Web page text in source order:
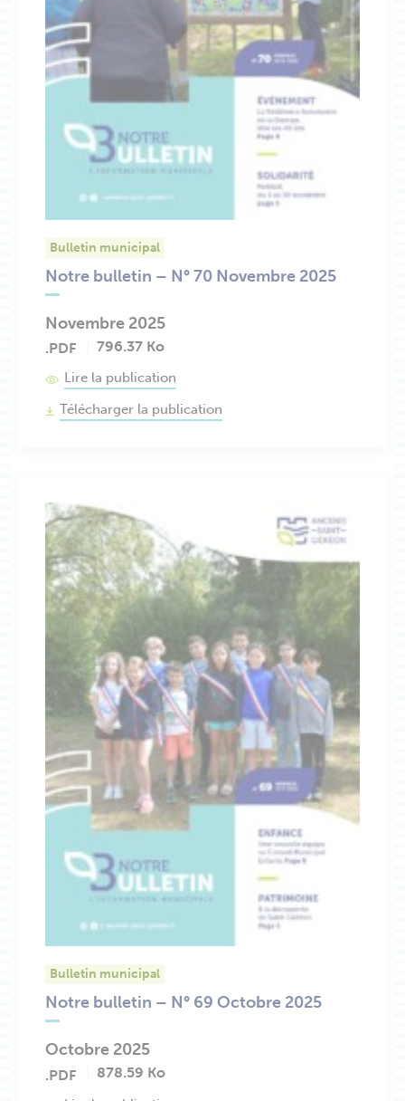
Bulletin municipal
Notre bulletin – N° 70 Novembre 2025
Novembre 2025
.PDF 796.37 Ko
Lire la publication
Télécharger la publication
Bulletin municipal
Notre bulletin – N° 69 Octobre 2025
Octobre 2025
.PDF 878.59 Ko